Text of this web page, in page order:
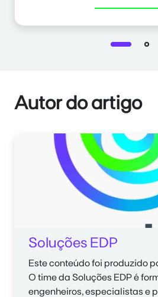
Autor do artigo
Soluções EDP
Este conteúdo foi produzido
O time da Soluções EDPé
engenheiros, especialistas e